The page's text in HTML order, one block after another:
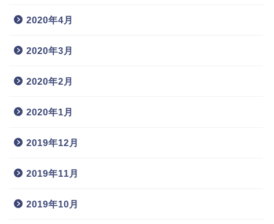
2020年4月
2020年3月
2020年2月
2020年1月
2019年12月
2019年11月
2019年10月